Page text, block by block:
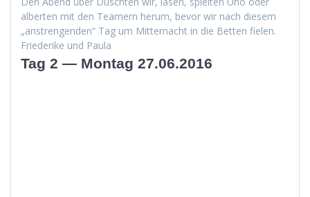
alberten mit den Team­ern herum, bevor wir nach diesem
„anstren­gen­den“ Tag um Mit­ter­nacht in die Bet­ten fielen.
Friederike und Paula
Tag 2 — Montag 27.06.2016